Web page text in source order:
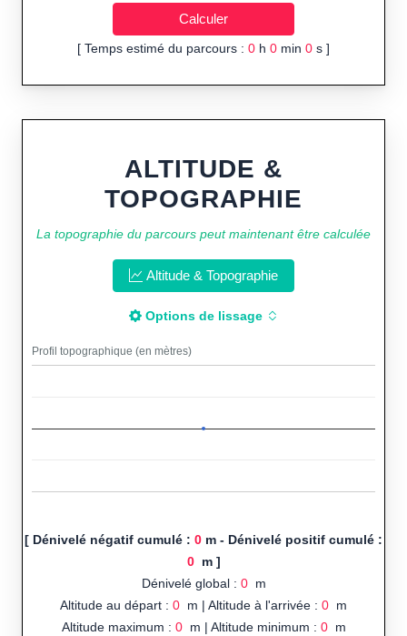
[ Temps estimé du parcours : 0 h 0 min 0 s ]
ALTITUDE &
TOPOGRAPHIE
La topographie du parcours peut maintenant être calculée
Altitude & Topographie
Options de lissage
Profil topographique (en mètres)
[ Dénivelé négatif cumulé : 0 m - Dénivelé positif cumulé :
0m ]
Dénivelé global : 0m
Altitude au départ : 0 m | Altitude à l'arrivée : 0 m
Altitude maximum : 0m | Altitude minimum : 0m